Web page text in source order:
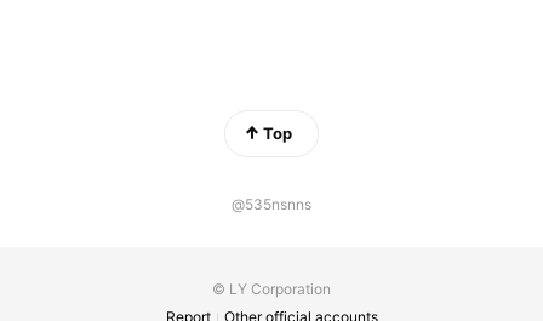
Top
@535nsnns
© LY Corporation
Report
Other official accounts